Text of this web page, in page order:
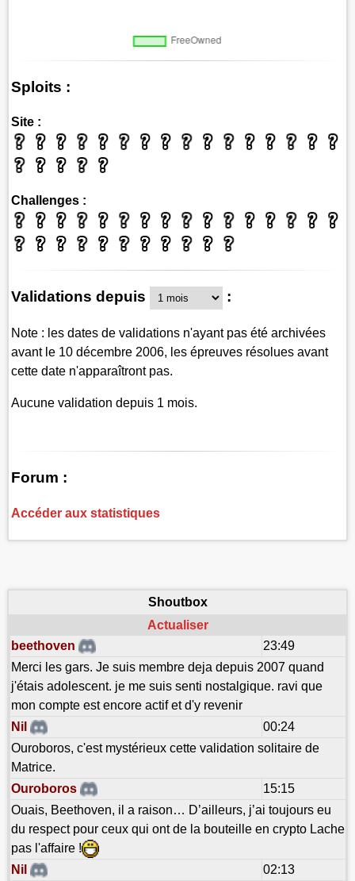
Sploits :
Site :
Challenges :
Validations depuis :
Note : les dates de validations n'ayant pas été archivées
avant le 10 décembre 2006, les épreuves résolues avant
cette date n'apparaîtront pas.
Aucune validation depuis 1 mois.
Forum :
Accéder aux statistiques
Shoutbox
Actualiser
beethoven
23:49
Merci les gars. Je suis membre deja depuis 2007 quand
j'étais adolescent. je me suis senti nostalgique. ravi que
mon compte est encore actif et d'y revenir
Nil
00:24
Ouroboros, c'est mystérieux cette validation solitaire de
Matrice.
Ouroboros
15:15
Ouais, Beethoven, il a raison… D’ailleurs, j’ai toujours eu
du respect pour ceux qui ont de la bouteille en crypto Lache
pas l'affaire !
Nil
02:13